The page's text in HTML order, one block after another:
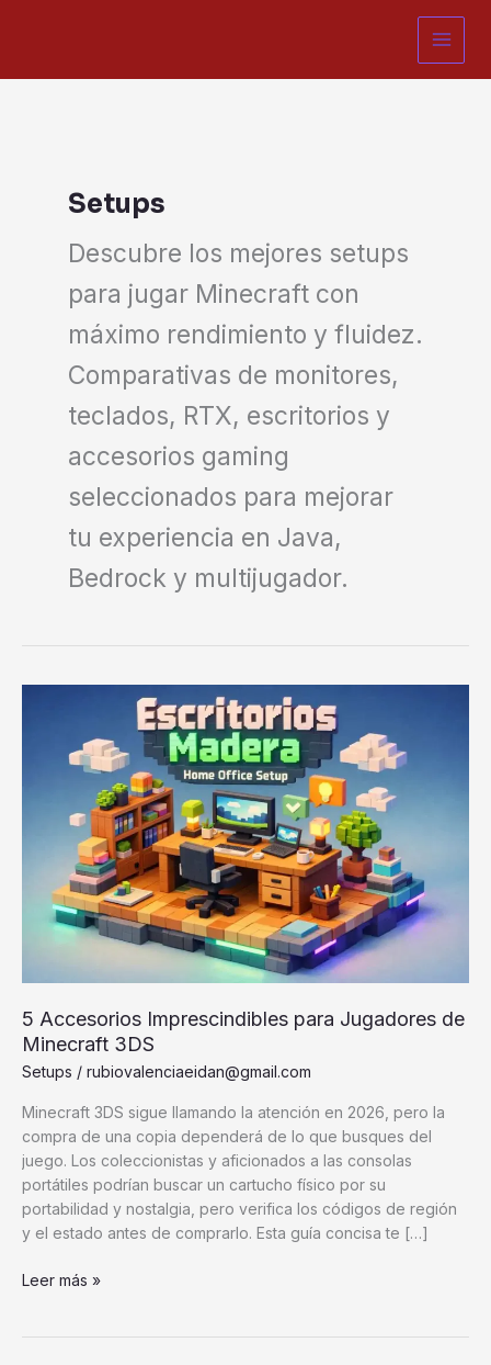
Setups
Descubre los mejores setups
para jugar Minecraft con
máximo rendimiento y fluidez.
Comparativas de monitores,
teclados, RTX, escritorios y
accesorios gaming
seleccionados para mejorar
tu experiencia en Java,
Bedrock y multijugador.
5 Accesorios Imprescindibles para Jugadores de
Minecraft 3DS
Setups / rubiovalenciaeidan@gmail.com
Minecraft 3DS sigue llamando la atención en 2026, pero la
compra de una copia dependerá de lo que busques del
juego. Los coleccionistas y aficionados a las consolas
portátiles podrían buscar un cartucho físico por su
portabilidad y nostalgia, pero verifica los códigos de región
y el estado antes de comprarlo. Esta guía concisa te […]
5Leer más »